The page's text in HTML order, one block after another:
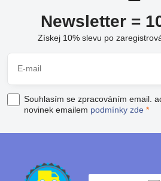
Newsletter =
Získej 10% slevu po
Souhlasím se zpracováním email.
novinek emailem podmínky zde *